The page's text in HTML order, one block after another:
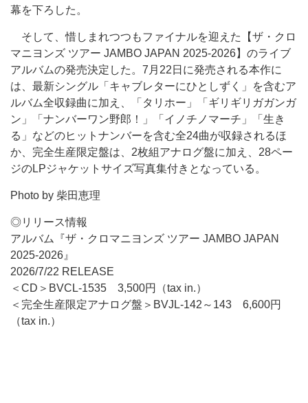
幕を下ろした。
そして、惜しまれつつもファイナルを迎えた【ザ・クロ
マニヨンズ ツアー JAMBO JAPAN 2025-2026】のライブ
アルバムの発売決定した。7月22日に発売される本作に
は、最新シングル「キャブレターにひとしずく」を含むア
ルバム全収録曲に加え、「タリホー」「ギリギリガガンガ
ン」「ナンバーワン野郎！」「イノチノマーチ」「生き
る」などのヒットナンバーを含む全24曲が収録されるほ
か、完全生産限定盤は、2枚組アナログ盤に加え、28ペー
ジのLPジャケットサイズ写真集付きとなっている。
Photo by 柴田恵理
◎リリース情報
アルバム『ザ・クロマニヨンズ ツアー JAMBO JAPAN
2025-2026』
2026/7/22 RELEASE
＜CD＞BVCL-1535 3,500円（tax in.）
＜完全生産限定アナログ盤＞BVJL-142～143 6,600円
（tax in.）